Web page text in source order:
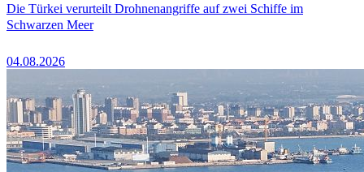
Die Türkei verurteilt Drohnenangriffe auf zwei Schiffe im
Schwarzen Meer
04.08.2026